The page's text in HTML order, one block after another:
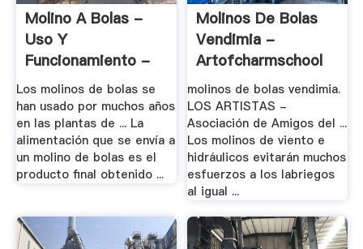
Molino A Bolas -
Uso Y
Funcionamiento -
Foro Por ...
Los molinos de bolas se
han usado por muchos años
en las plantas de ... La
alimentación que se envía a
un molino de bolas es el
producto final obtenido ...
Molinos De Bolas
Vendimia -
Artofcharmschool
molinos de bolas vendimia.
LOS ARTISTAS -
Asociación de Amigos del ...
Los molinos de viento e
hidráulicos evitarán muchos
esfuerzos a los labriegos
al igual ...